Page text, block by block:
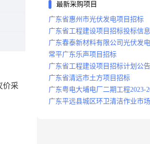
价采
最新采购项目
广东省惠州市光伏发电项目招标
广东省工程建设项目招标投标信
录
广东春泰新材料有限公司光伏发
标
常平广东乐声项目招标
广东省工程建设项目招标计划公告
广东省清远市土方项目招标
广东粤电大埔电厂二期工程2023-
安保服务项目招标公告
广东平远县城区环卫清洁作业市